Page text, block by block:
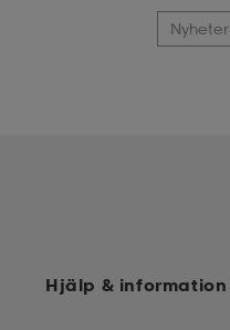
Nyheter
Hjälp & information